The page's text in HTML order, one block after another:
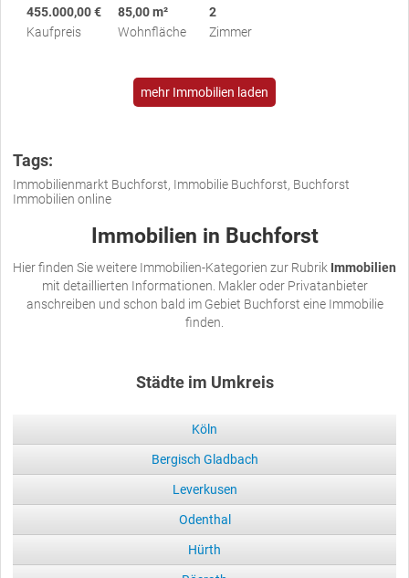
455.000,00 €
Kaufpreis
85,00 m²
Wohnfläche
2
Zimmer
mehr Immobilien laden
Tags:
Immobilienmarkt Buchforst, Immobilie Buchforst, Buchforst
Immobilien online
Immobilien in Buchforst
Hier finden Sie weitere Immobilien-Kategorien zur Rubrik Immobilien
mit detaillierten Informationen. Makler oder Privatanbieter
anschreiben und schon bald im Gebiet Buchforst eine Immobilie
finden.
Städte im Umkreis
Köln
Bergisch Gladbach
Leverkusen
Odenthal
Hürth